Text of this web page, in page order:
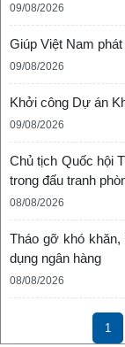
09/08/2026
Giúp Việt Nam
09/08/2026
Khởi công Dự án
09/08/2026
Chủ tịch Quốc hội
trong đấu tranh
08/08/2026
Tháo gỡ khó khăn,
dụng ngân hàng
08/08/2026
1